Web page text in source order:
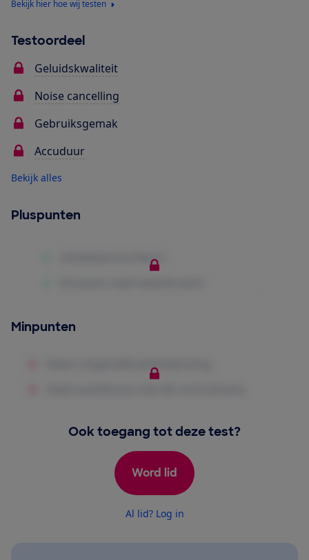
Bekijk hier hoe wij testen
Testoordeel
Geluidskwaliteit
Noise cancelling
Gebruiksgemak
Accuduur
Bekijk alles
Pluspunten
Minpunten
Ook toegang tot deze test?
Word lid
Al lid? Log in